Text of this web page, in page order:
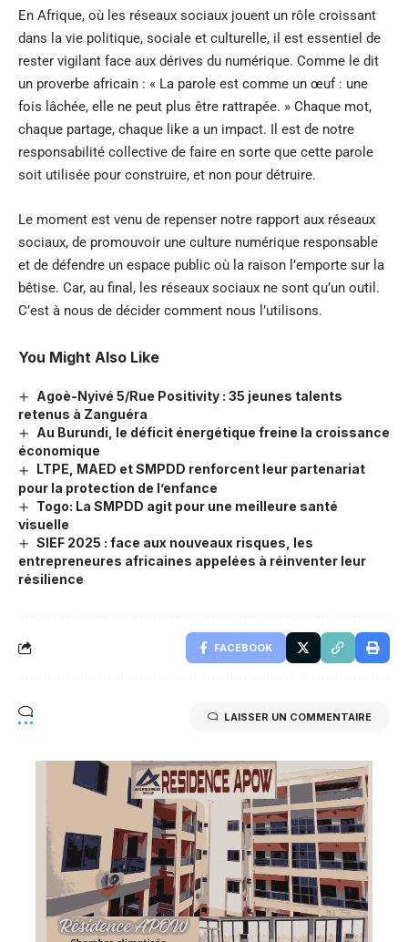
En Afrique, où les réseaux sociaux jouent un rôle croissant
dans la vie politique, sociale et culturelle, il est essentiel de
rester vigilant face aux dérives du numérique. Comme le dit
un proverbe africain : « La parole est comme un œuf : une
fois lâchée, elle ne peut plus être rattrapée. » Chaque mot,
chaque partage, chaque like a un impact. Il est de notre
responsabilité collective de faire en sorte que cette parole
soit utilisée pour construire, et non pour détruire.
Le moment est venu de repenser notre rapport aux réseaux
sociaux, de promouvoir une culture numérique responsable
et de défendre un espace public où la raison l’emporte sur la
bêtise. Car, au final, les réseaux sociaux ne sont qu’un outil.
C’est à nous de décider comment nous l’utilisons.
You Might Also Like
Agoè-Nyivé 5/Rue Positivity : 35 jeunes talents
retenus à Zanguéra
Au Burundi, le déficit énergétique freine la croissance
économique
LTPE, MAED et SMPDD renforcent leur partenariat
pour la protection de l’enfance
Togo: La SMPDD agit pour une meilleure santé
visuelle
SIEF 2025 : face aux nouveaux risques, les
entrepreneures africaines appelées à réinventer leur
résilience
FACEBOOK
LAISSER UN COMMENTAIRE